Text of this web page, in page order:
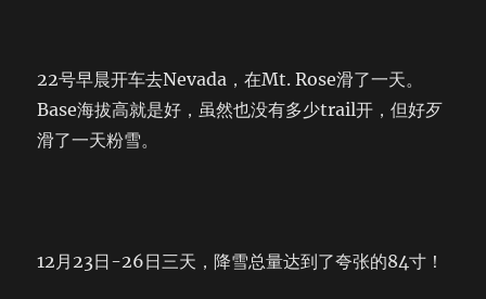
22号早晨开车去Nevada，在Mt. Rose滑了一天。
Base海拔高就是好，虽然也没有多少trail开，但好歹
滑了一天粉雪。
12月23日-26日三天，降雪总量达到了夸张的84寸！